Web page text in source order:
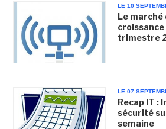
LE 10
Le marché
croissance
trimestre
LE 07
Recap IT :
sécurité
semaine